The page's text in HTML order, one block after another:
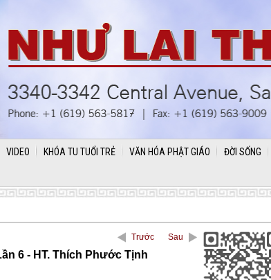
VIDEO KHÓA TU TUỔI TRẺ VĂN HÓA PHẬT GIÁO ĐỜI SỐNG
Trước Sau
6 - HT. Thích Phước Tịnh